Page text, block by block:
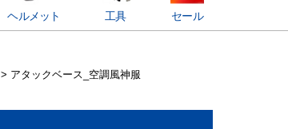
ヘルメット 工具 セール
> アタックベース_空調風神服